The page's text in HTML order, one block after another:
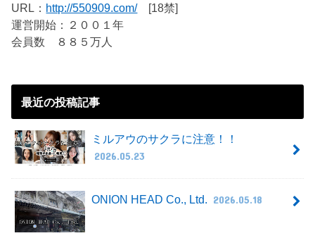
URL： http://550909.com/[18禁]
運営開始：２００１年
会員数 ８８５万人
最近の投稿記事
ミルアウのサクラに注意！！
2026.05.23
ONION HEAD Co., Ltd. 2026.05.18